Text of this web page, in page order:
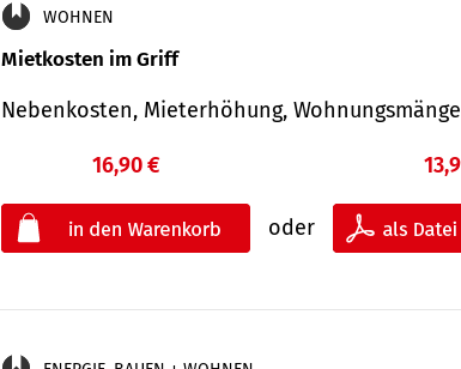
WOHNEN
Mietkosten im Griff
Nebenkosten, Mieterhöhung,
16,90 €
oder